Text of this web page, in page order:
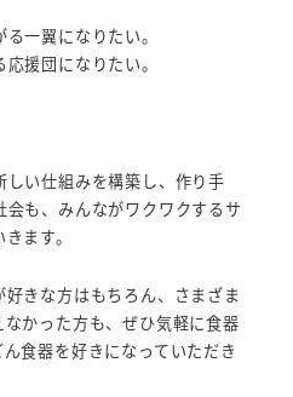
一翼になりたい。
援団になりたい。
い仕組みを構築し、作り手
も、みんながワクワクするサ
ます。
きな方はもちろん、さまざま
かった方も、ぜひ気軽に食器
食器を好きになっていただき